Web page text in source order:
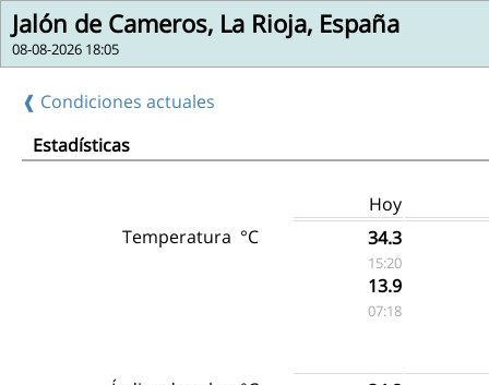
Jalón de Cameros, La Rioja, España
08-08-2026 18:05
❰ Condiciones actuales
Estadísticas
Hoy
Temperatura °C 34.3
15:20
13.9
07:18